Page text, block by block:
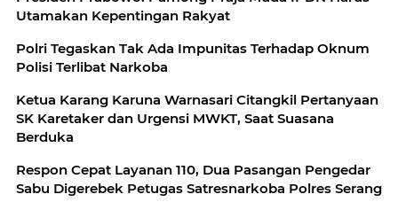
Utamakan Kepentingan Rakyat
Polri Tegaskan Tak Ada Impunitas Terhadap Oknum
Polisi Terlibat Narkoba
Ketua Karang Karuna Warnasari Citangkil Pertanyaan
SK Karetaker dan Urgensi MWKT, Saat Suasana
Berduka
Respon Cepat Layanan 110, Dua Pasangan Pengedar
Sabu Digerebek Petugas Satresnarkoba Polres Serang